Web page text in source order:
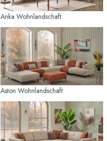
Anka Wohnlandschaft
Aston Wohnlandschaft